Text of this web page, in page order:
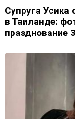
Супруга Усика
в Таиланде:
празднование